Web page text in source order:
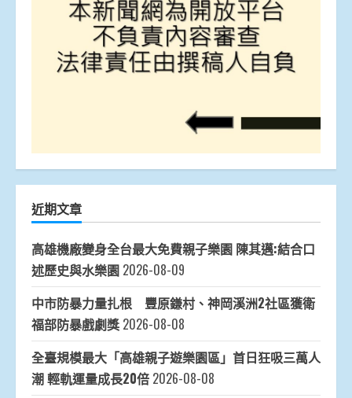
近期文章
高雄機廠變身全台最大免費親子樂園 陳其邁:結合口
述歷史與水樂園 2026-08-09
中市防暴力量扎根 豐原鎌村、神岡溪洲2社區獲衛
福部防暴戲劇獎 2026-08-08
全臺規模最大「高雄親子遊樂園區」首日狂吸三萬人
潮 輕軌運量成長20倍 2026-08-08